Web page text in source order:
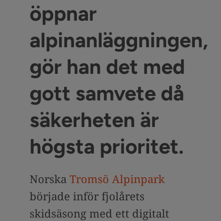
öppnar
alpinanläggningen,
gör han det med
gott samvete då
säkerheten är
högsta prioritet.
Norska Tromsö Alpinpark
började inför fjolårets
skidsäsong med ett digitalt